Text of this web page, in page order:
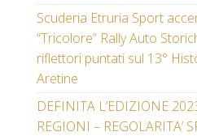
Scuderia Etruria Sport
“Tricolore” Rally Auto
riflettori puntati sul 13°
Aretine
DEFINITA L’EDIZIONE
REGIONI – REGOLARITA’